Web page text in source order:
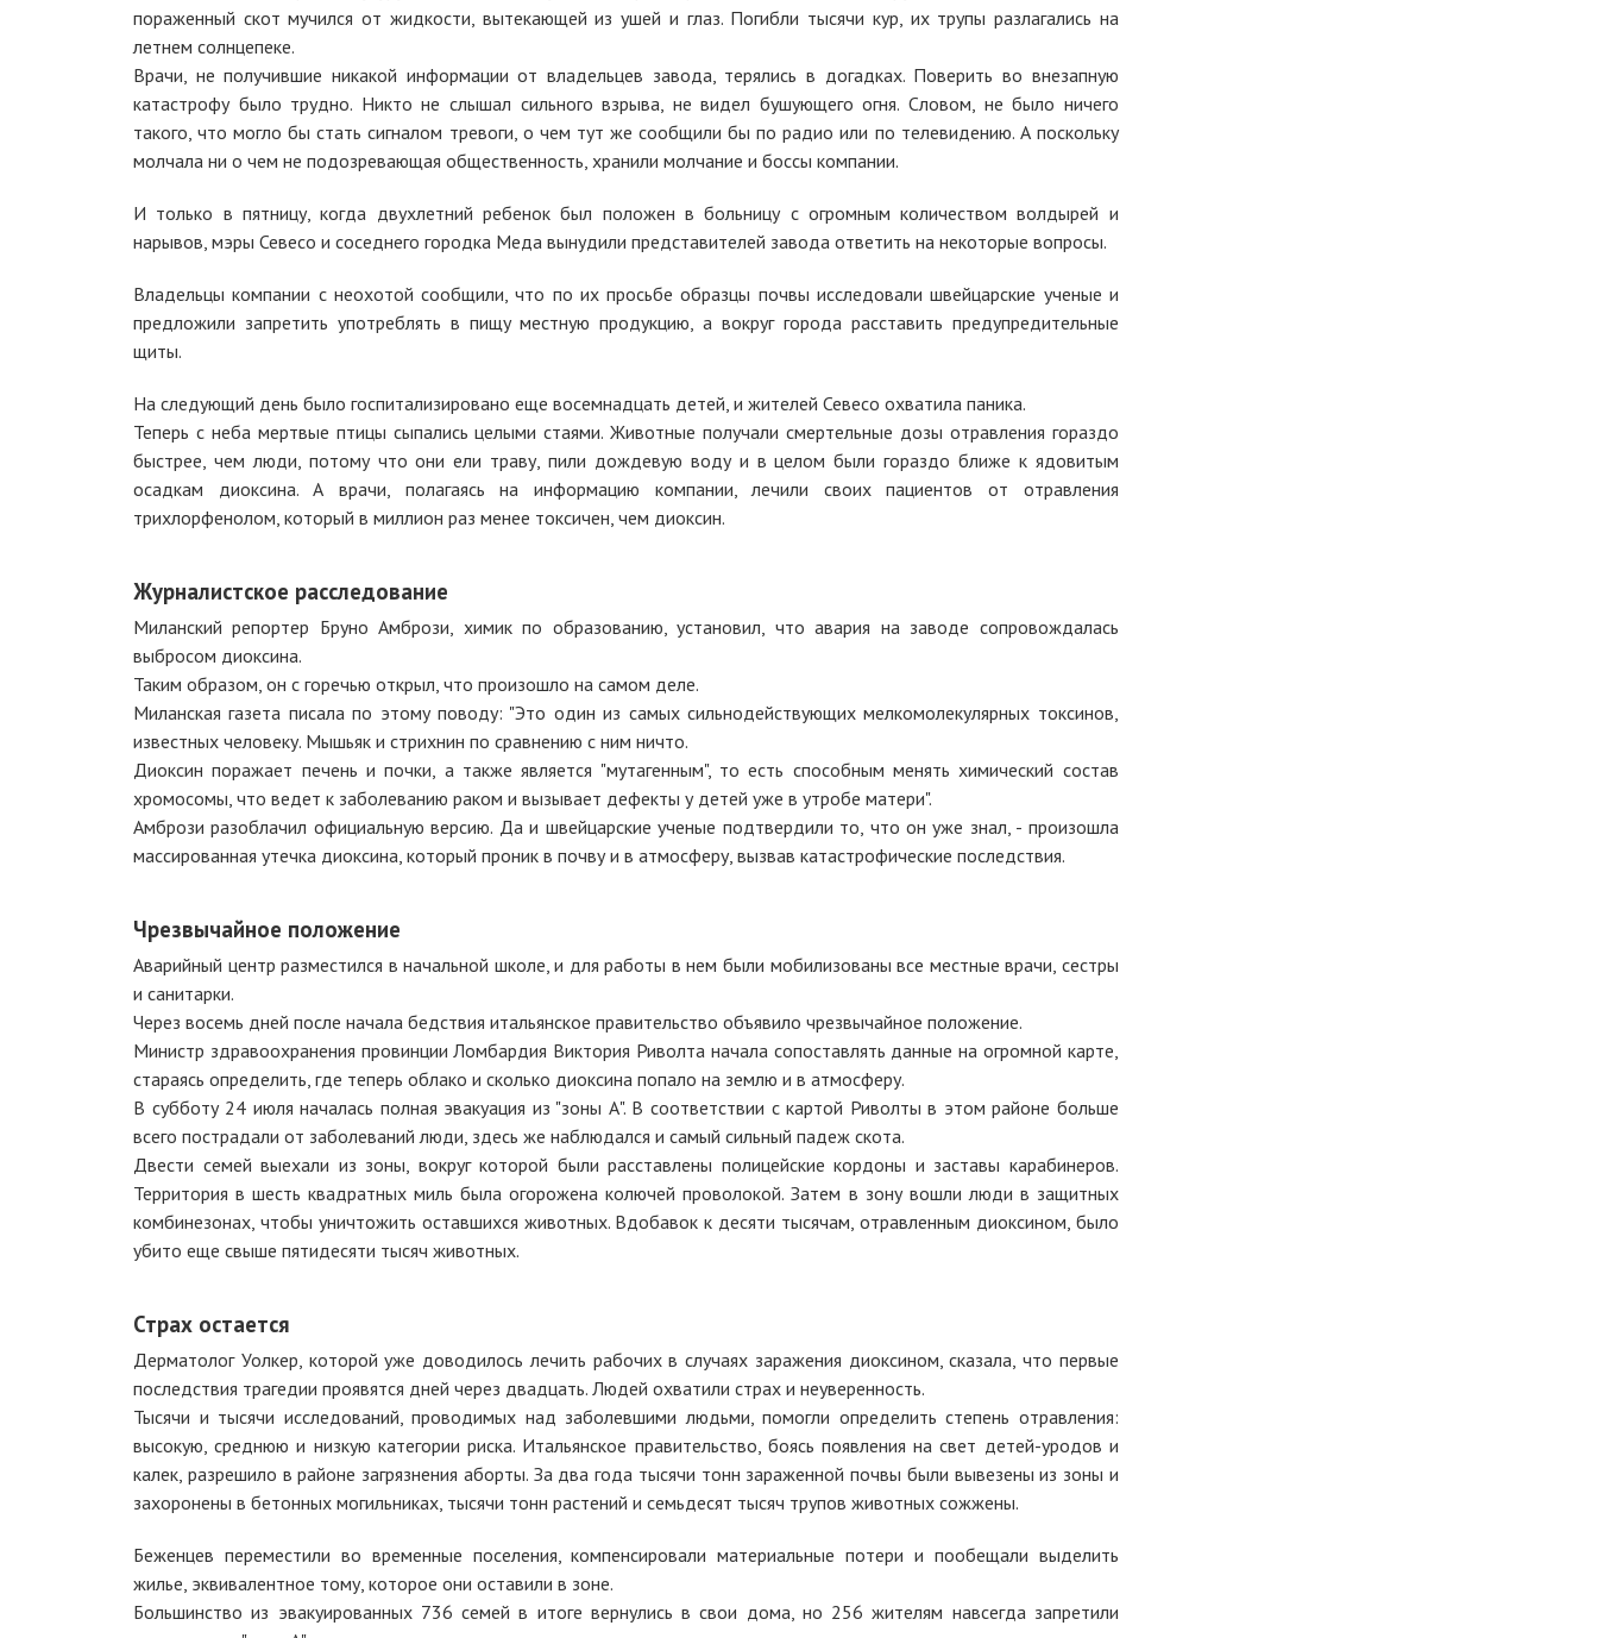
пораженный скот мучился от жидкости, вытекающей из ушей и глаз. Погибли тысячи кур, их трупы разлагались на
летнем солнцепеке.
Врачи, не получившие никакой информации от владельцев завода, терялись в догадках. Поверить во внезапную
катастрофу было трудно. Никто не слышал сильного взрыва, не видел бушующего огня. Словом, не было ничего
такого, что могло бы стать сигналом тревоги, о чем тут же сообщили бы по радио или по телевидению. А поскольку
молчала ни о чем не подозревающая общественность, хранили молчание и боссы компании.
И только в пятницу, когда двухлетний ребенок был положен в больницу с огромным количеством волдырей и
нарывов, мэры Севесо и соседнего городка Меда вынудили представителей завода ответить на некоторые вопросы.
Владельцы компании с неохотой сообщили, что по их просьбе образцы почвы исследовали швейцарские ученые и
предложили запретить употреблять в пищу местную продукцию, а вокруг города расставить предупредительные
щиты.
На следующий день было госпитализировано еще восемнадцать детей, и жителей Севесо охватила паника.
Теперь с неба мертвые птицы сыпались целыми стаями. Животные получали смертельные дозы отравления гораздо
быстрее, чем люди, потому что они ели траву, пили дождевую воду и в целом были гораздо ближе к ядовитым
осадкам диоксина. А врачи, полагаясь на информацию компании, лечили своих пациентов от отравления
трихлорфенолом, который в миллион раз менее токсичен, чем диоксин.
Журналистское расследование
Миланский репортер Бруно Амбрози, химик по образованию, установил, что авария на заводе сопровождалась
выбросом диоксина.
Таким образом, он с горечью открыл, что произошло на самом деле.
Миланская газета писала по этому поводу: "Это один из самых сильнодействующих мелкомолекулярных токсинов,
известных человеку. Мышьяк и стрихнин по сравнению с ним ничто.
Диоксин поражает печень и почки, а также является "мутагенным", то есть способным менять химический состав
хромосомы, что ведет к заболеванию раком и вызывает дефекты у детей уже в утробе матери".
Амбрози разоблачил официальную версию. Да и швейцарские ученые подтвердили то, что он уже знал, - произошла
массированная утечка диоксина, который проник в почву и в атмосферу, вызвав катастрофические последствия.
Чрезвычайное положение
Аварийный центр разместился в начальной школе, и для работы в нем были мобилизованы все местные врачи, сестры
и санитарки.
Через восемь дней после начала бедствия итальянское правительство объявило чрезвычайное положение.
Министр здравоохранения провинции Ломбардия Виктория Риволта начала сопоставлять данные на огромной карте,
стараясь определить, где теперь облако и сколько диоксина попало на землю и в атмосферу.
В субботу 24 июля началась полная эвакуация из "зоны А". В соответствии с картой Риволты в этом районе больше
всего пострадали от заболеваний люди, здесь же наблюдался и самый сильный падеж скота.
Двести семей выехали из зоны, вокруг которой были расставлены полицейские кордоны и заставы карабинеров.
Территория в шесть квадратных миль была огорожена колючей проволокой. Затем в зону вошли люди в защитных
комбинезонах, чтобы уничтожить оставшихся животных. Вдобавок к десяти тысячам, отравленным диоксином, было
убито еще свыше пятидесяти тысяч животных.
Страх остается
Дерматолог Уолкер, которой уже доводилось лечить рабочих в случаях заражения диоксином, сказала, что первые
последствия трагедии проявятся дней через двадцать. Людей охватили страх и неуверенность.
Тысячи и тысячи исследований, проводимых над заболевшими людьми, помогли определить степень отравления:
высокую, среднюю и низкую категории риска. Итальянское правительство, боясь появления на свет детей-уродов и
калек, разрешило в районе загрязнения аборты. За два года тысячи тонн зараженной почвы были вывезены из зоны и
захоронены в бетонных могильниках, тысячи тонн растений и семьдесят тысяч трупов животных сожжены.
Беженцев переместили во временные поселения, компенсировали материальные потери и пообещали выделить
жилье, эквивалентное тому, которое они оставили в зоне.
Большинство из эвакуированных 736 семей в итоге вернулись в свои дома, но 256 жителям навсегда запретили